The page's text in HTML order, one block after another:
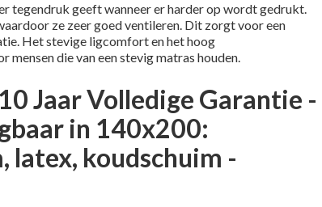
tegendruk geeft wanneer er harder op wordt gedrukt.
ze zeer goed ventileren. Dit zorgt voor een
Het stevige ligcomfort en het hoog
die van een stevig matras houden.
Jaar Volledige Garantie -
in 140x200:
latex, koudschuim -